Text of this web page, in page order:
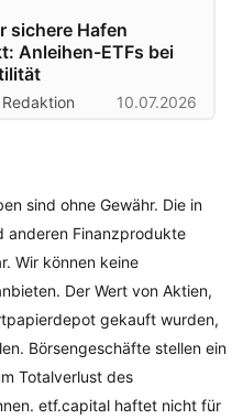
sichere Hafen
Anleihen-ETFs bei
10.07.2026
sind ohne Gewähr. Die in
anderen Finanzprodukte
Wir können keine
Der Wert von Aktien,
gekauft wurden,
Börsengeschäfte stellen ein
Totalverlust des
etf.capital haftet nicht für